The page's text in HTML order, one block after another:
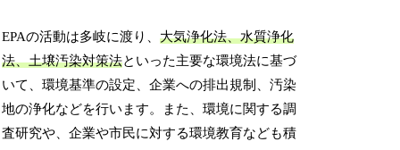
EPAの活動は多岐に渡り、大気浄化法、水質浄化
法、土壌汚染対策法といった主要な環境法に基づ
いて、環境基準の設定、企業への排出規制、汚染
地の浄化などを行います。また、環境に関する調
査研究や、企業や市民に対する環境教育なども積